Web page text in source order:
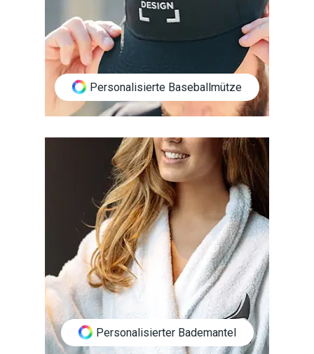
Personalisierte Baseballmütze
Personalisierter Bademantel